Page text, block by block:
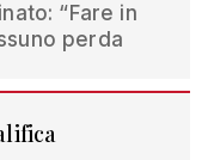
“Fare in
perda